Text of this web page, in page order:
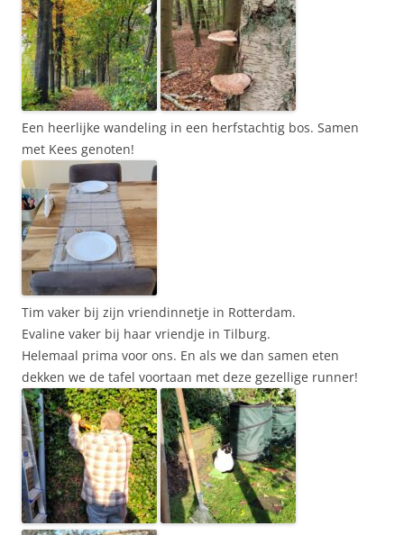
Een heerlijke wandeling in een herfstachtig bos. Samen
met Kees genoten!
Tim vaker bij zijn vriendinnetje in Rotterdam.
Evaline vaker bij haar vriendje in Tilburg.
Helemaal prima voor ons. En als we dan samen eten
dekken we de tafel voortaan met deze gezellige runner!